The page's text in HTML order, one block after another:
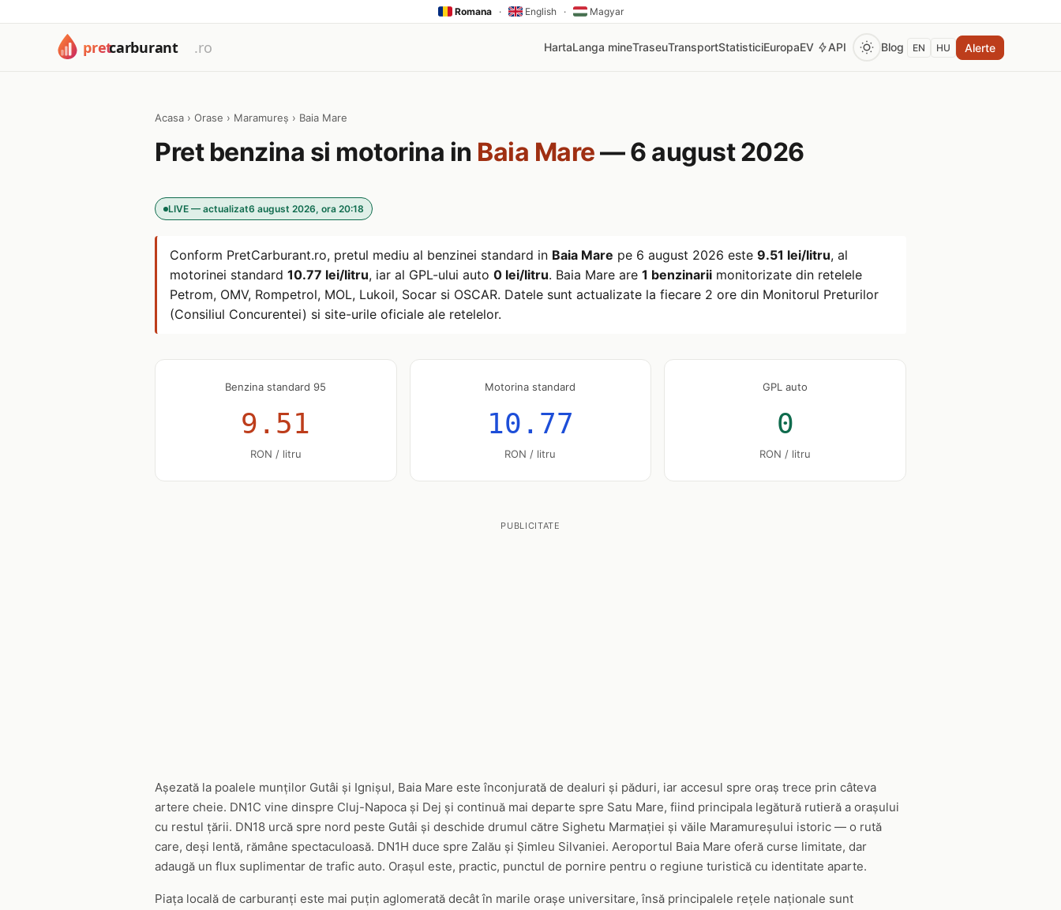
Romana · English · Magyar
HartaLanga mineTraseuTransportStatisticiEuropaEV API Blog EN HU Alerte
Acasa › Orase › Maramureș › Baia Mare
Pret benzina si motorina in Baia Mare— 6 august 2026
LIVE — actualizat6 august 2026, ora 20:18
Conform PretCarburant.ro, pretul mediu al benzinei standard in Baia Mare pe 6 august 2026 este 9.51 lei/litru, al
motorinei standard 10.77 lei/litru, iar al GPL-ului auto 0 lei/litru. Baia Mare are 1 benzinarii monitorizate din retelele
Petrom, OMV, Rompetrol, MOL, Lukoil, Socar si OSCAR. Datele sunt actualizate la fiecare 2 ore din Monitorul Preturilor
(Consiliul Concurentei) si site-urile oficiale ale retelelor.
Benzina standard 95
9.51
RON / litru
Motorina standard
10.77
RON / litru
GPL auto
0
RON / litru
PUBLICITATE
Așezată la poalele munților Gutâi și Ignișul, Baia Mare este înconjurată de dealuri și păduri, iar accesul spre oraș trece prin câteva
artere cheie. DN1C vine dinspre Cluj-Napoca și Dej și continuă mai departe spre Satu Mare, fiind principala legătură rutieră a orașului
cu restul țării. DN18 urcă spre nord peste Gutâi și deschide drumul către Sighetu Marmației și văile Maramureșului istoric — o rută
care, deși lentă, rămâne spectaculoasă. DN1H duce spre Zalău și Șimleu Silvaniei. Aeroportul Baia Mare oferă curse limitate, dar
adaugă un flux suplimentar de trafic auto. Orașul este, practic, punctul de pornire pentru o regiune turistică cu identitate aparte.
Piața locală de carburanți este mai puțin aglomerată decât în marile orașe universitare, însă principalele rețele naționale sunt